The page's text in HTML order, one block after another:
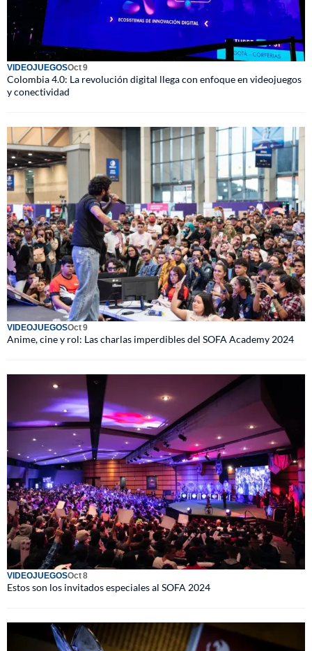
VIDEOJUEGOSOct 9
Colombia 4.0: La revolución digital llega con enfoque en videojuegos
y conectividad
VIDEOJUEGOSOct 9
Anime, cine y rol: Las charlas imperdibles del SOFA Academy 2024
VIDEOJUEGOSOct 8
Estos son los invitados especiales al SOFA 2024